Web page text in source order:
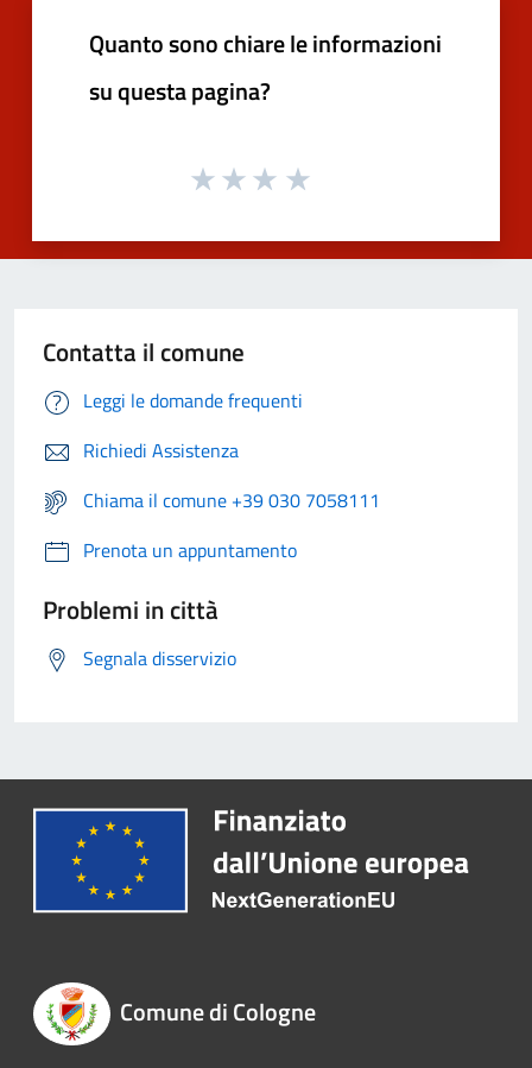
Quanto sono chiare le informazioni
su questa pagina?
Contatta il comune
Leggi le domande frequenti
Richiedi Assistenza
Chiama il comune +39 030 7058111
Prenota un appuntamento
Problemi in città
Segnala disservizio
Comune di Cologne